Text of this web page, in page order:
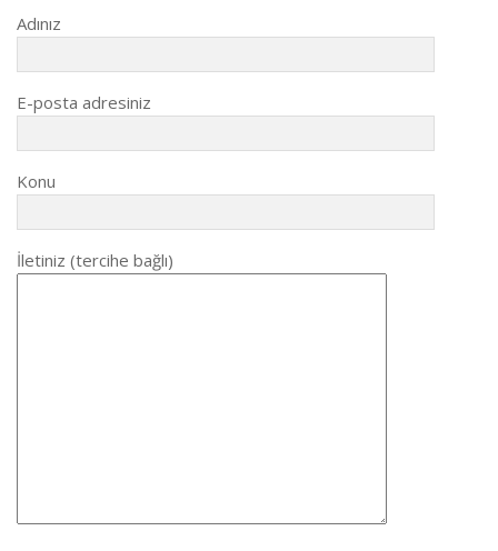
Adınız
E-posta adresiniz
Konu
İletiniz (tercihe bağlı)